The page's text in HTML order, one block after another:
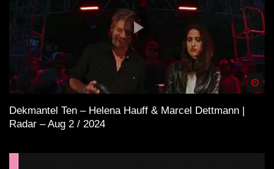
Dekmantel Ten – Helena Hauff & Marcel Dettmann |
Radar – Aug 2 / 2024